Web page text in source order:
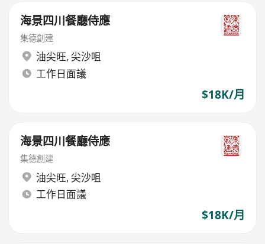
海景四川餐廳侍應
集德創建
油尖旺, 尖沙咀
工作日面議
$18K/月
海景四川餐廳侍應
集德創建
油尖旺, 尖沙咀
工作日面議
$18K/月